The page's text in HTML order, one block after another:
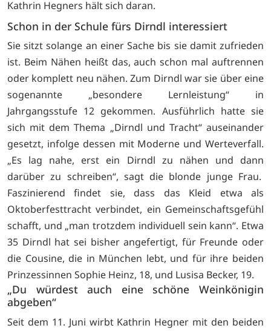
Kathrin Hegners hält sich daran.
Schon in der Schule fürs Dirndl interessiert
Sie sitzt solange an einer Sache bis sie damit zufrieden
ist. Beim Nähen heißt das, auch schon mal auftrennen
oder komplett neu nähen. Zum Dirndl war sie über eine
sogenannte „besondere Lernleistung“ in
Jahrgangsstufe 12 gekommen. Ausführlich hatte sie
sich mit dem Thema „Dirndl und Tracht“ auseinander
gesetzt, infolge dessen mit Moderne und Werteverfall.
„Es lag nahe, erst ein Dirndl zu nähen und dann
darüber zu schreiben“, sagt die blonde junge Frau.
Faszinierend findet sie, dass das Kleid etwa als
Oktoberfesttracht verbindet, ein Gemeinschaftsgefühl
schafft, und „man trotzdem individuell sein kann“. Etwa
35 Dirndl hat sei bisher angefertigt, für Freunde oder
die Cousine, die in München lebt, und für ihre beiden
Prinzessinnen Sophie Heinz, 18, und Lusisa Becker, 19.
„Du würdest auch eine schöne Weinkönigin
abgeben“
Seit dem 11. Juni wirbt Kathrin Hegner mit den beiden